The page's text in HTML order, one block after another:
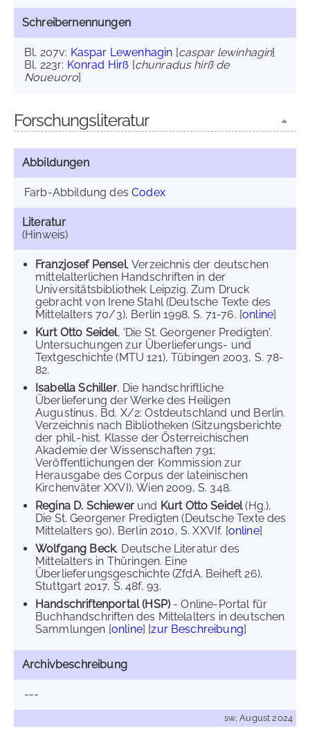
Schreibernennungen
Bl. 207v: Kaspar Lewenhagin [caspar lewinhagin]
Bl. 223r: Konrad Hirß [chunradus hirß de
Noueuoro]
Forschungsliteratur
Abbildungen
Farb-Abbildung desCodex
Literatur
(Hinweis)
Franzjosef Pensel, Verzeichnis der deutschen
mittelalterlichen Handschriften in der
Universitätsbibliothek Leipzig. Zum Druck
gebracht von Irene Stahl (Deutsche Texte des
Mittelalters 70/3), Berlin 1998, S. 71-76. [online]
Kurt Otto Seidel, 'Die St. Georgener Predigten'.
Untersuchungen zur Überlieferungs- und
Textgeschichte (MTU 121), Tübingen 2003, S. 78-
82.
Isabella Schiller, Die handschriftliche
Überlieferung der Werke des Heiligen
Augustinus, Bd. X/2: Ostdeutschland und Berlin.
Verzeichnis nach Bibliotheken (Sitzungsberichte
der phil.-hist. Klasse der Österreichischen
Akademie der Wissenschaften 791;
Veröffentlichungen der Kommission zur
Herausgabe des Corpus der lateinischen
Kirchenväter XXVI), Wien 2009, S. 348.
Regina D. Schiewerund Kurt Otto Seidel(Hg.),
Die St. Georgener Predigten (Deutsche Texte des
Mittelalters 90), Berlin 2010, S. XXVIf. [online]
Wolfgang Beck, Deutsche Literatur des
Mittelalters in Thüringen. Eine
Überlieferungsgeschichte (ZfdA. Beiheft 26),
Stuttgart 2017, S. 48f, 93.
Handschriftenportal (HSP)- Online-Portal für
Buchhandschriften des Mittelalters in deutschen
Sammlungen [online] [zur Beschreibung]
Archivbeschreibung
---
sw, August 2024